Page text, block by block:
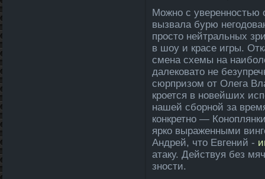
Можно с уверенностью
вызвала бурю
просто нейтральных
в шоу и красе игры.
смена схемы на
да­ле­ковато не
сюрпризом от Оле­га
кроется в новейших
нашей сборной за
конкретно —
ярко выраженными
Андрей, что Евгений -
атаку. Действуя без
зности.